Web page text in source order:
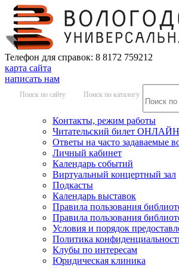
Телефон для справок: 8 8172 759212
карта сайта
написать нам
Поиск по сайту Поиск по каталогу
Контакты, режим работы
Читательский билет ОНЛАЙН
Ответы на часто задаваемые
Личный кабинет
Календарь событий
Виртуальный концертный зал
Подкасты
Календарь выставок
Правила пользования
Правила пользования
Условия и порядок
Политика
Клубы по интересам
Юридическая клиника